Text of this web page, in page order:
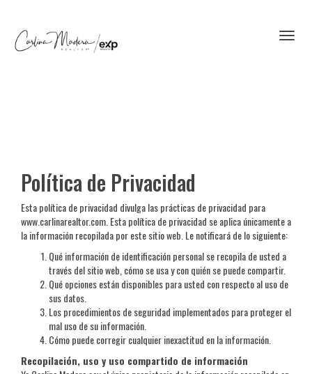
Política de Privacidad
Esta política de privacidad divulga las prácticas de privacidad para
www.carlinarealtor.com. Esta política de privacidad se aplica únicamente a
la información recopilada por este sitio web. Le notificará de lo siguiente:
Qué información de identificación personal se recopila de usted a
través del sitio web, cómo se usa y con quién se puede compartir.
Qué opciones están disponibles para usted con respecto al uso de
sus datos.
Los procedimientos de seguridad implementados para proteger el
mal uso de su información.
Cómo puede corregir cualquier inexactitud en la información.
Recopilación, uso y uso compartido de información